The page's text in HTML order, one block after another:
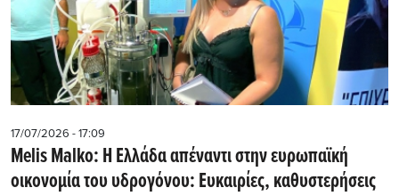
17/07/2026 - 17:09
Melis Malko: Η Ελλάδα απέναντι στην ευρωπαϊκή
οικονομία του υδρογόνου: Ευκαιρίες, καθυστερήσεις